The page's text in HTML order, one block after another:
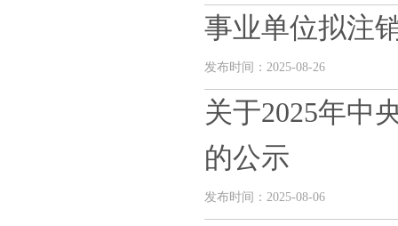
事业单位拟注
发布时间：2025-08-26
关于2025年中
的公示
发布时间：2025-08-06